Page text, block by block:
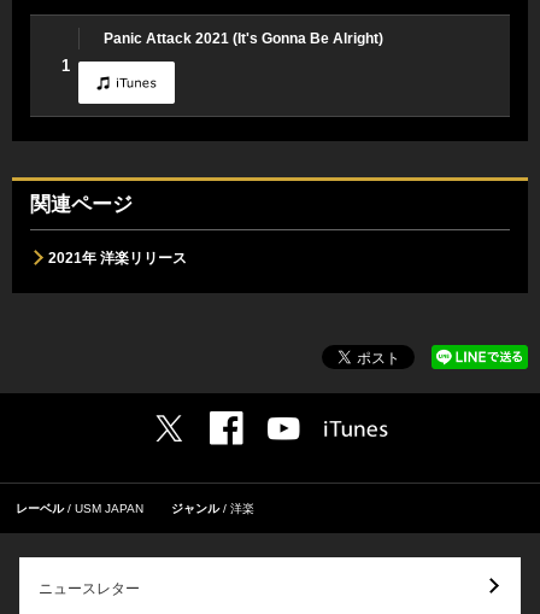
1
Panic Attack 2021 (It's Gonna Be Alright)
関連ページ
2021年 洋楽リリース
レーベル USM JAPAN ジャンル 洋楽
ニュースレター